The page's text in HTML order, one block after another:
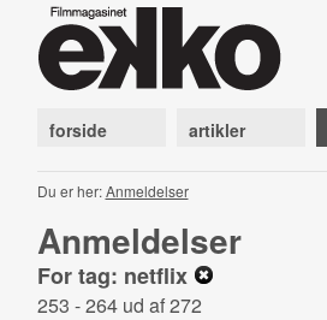
forside artikler
Du er her:Anmeldelser
Anmeldelser
For tag: netflix
253 - 264 ud af 272